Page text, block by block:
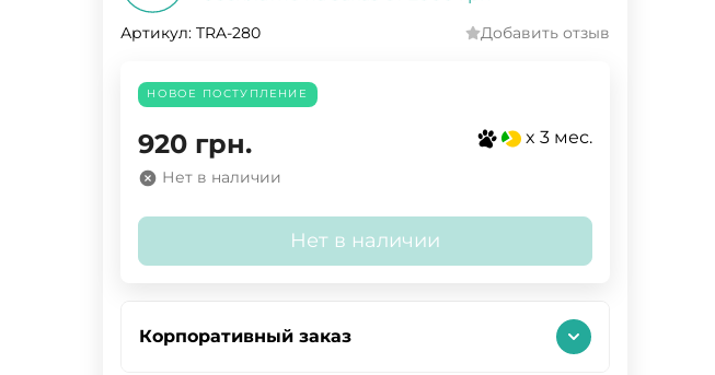
Артикул: TRA-280 Добавить отзыв
НОВОЕ ПОСТУПЛЕНИЕ
920 грн. x 3 мес.
Нет в наличии
Нет в наличии
Корпоративный заказ